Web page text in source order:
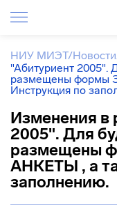
НИУ МИЭТ/Новости
"Абитуриент 2005".
размещены формы
Инструкция по
Изменения в
2005". Для
размещены
АНКЕТЫ , а
заполнению.